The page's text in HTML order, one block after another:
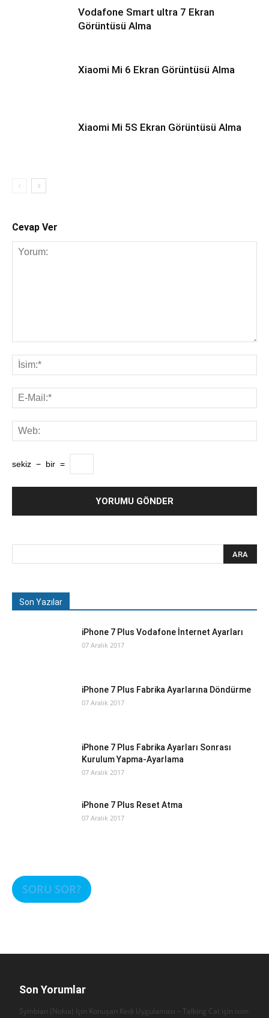
Vodafone Smart ultra 7 Ekran
Görüntüsü Alma
Xiaomi Mi 6 Ekran Görüntüsü Alma
Xiaomi Mi 5S Ekran Görüntüsü Alma
Cevap Ver
sekiz − bir =
Son Yazılar
iPhone 7 Plus Vodafone İnternet Ayarları
07 Aralık 2017
iPhone 7 Plus Fabrika Ayarlarına Döndürme
07 Aralık 2017
iPhone 7 Plus Fabrika Ayarları Sonrası
Kurulum Yapma-Ayarlama
07 Aralık 2017
iPhone 7 Plus Reset Atma
07 Aralık 2017
SORU SOR?
Son Yorumlar
Symbian (Nokia) İçin Konuşan Kedi Uygulaması – Talking Cat için isim